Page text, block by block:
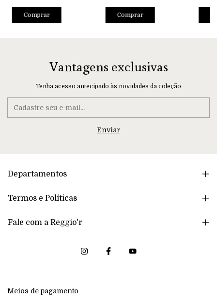
Comprar Comprar
Vantagens exclusivas
Tenha acesso antecipado às novidades da coleção
Departamentos
Termos e Políticas
Fale com a Reggio'r
Meios de pagamento